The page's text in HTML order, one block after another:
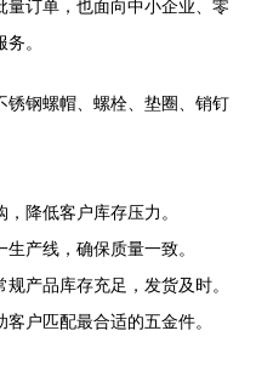
量订单，也面向中小企业、零
。
锈钢螺帽、螺栓、垫圈、销钉
降低客户库存压力。
产线，确保质量一致。
规产品库存充足，发货及时。
户匹配最合适的五金件。